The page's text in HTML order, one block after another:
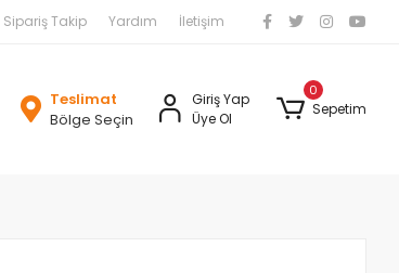
Sipariş Takip Yardım İletişim
Teslimat
Bölge Seçin
Giriş Yap
Üye Ol
0
Sepetim